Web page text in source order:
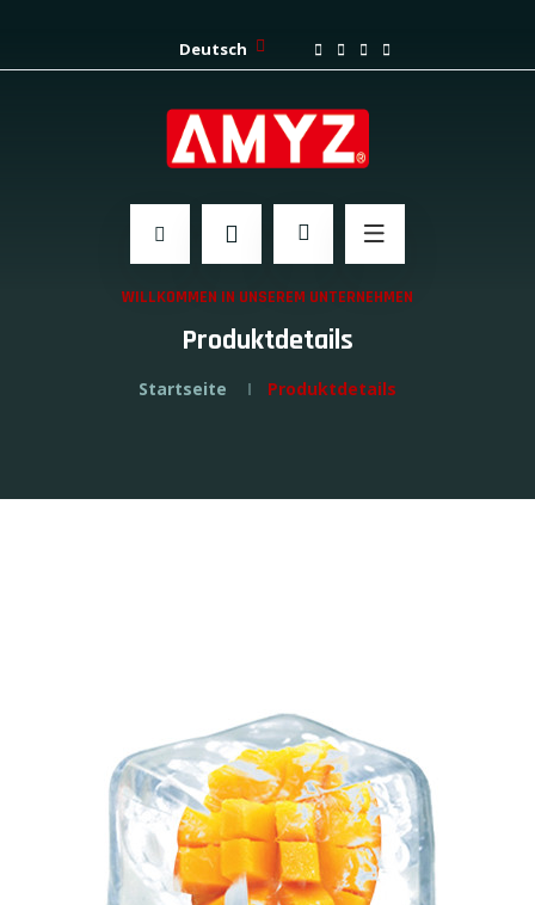
Deutsch
WILLKOMMEN IN UNSEREM UNTERNEHMEN
Produktdetails
Startseite Produktdetails